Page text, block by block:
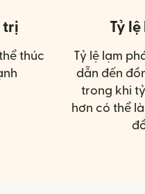
trị
thúc
Tỷ
Tỷ lệ lạm
dẫn đến
trong khi
hơn có thể